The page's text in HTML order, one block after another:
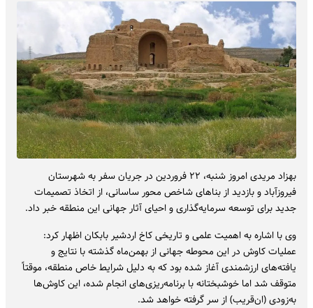
بهزاد مریدی امروز شنبه، ۲۲ فروردین در جریان سفر به شهرستان
فیروزآباد و بازدید از بناهای شاخص محور ساسانی، از اتخاذ تصمیمات
جدید برای توسعه سرمایه‌گذاری و احیای آثار جهانی این منطقه خبر داد.
وی با اشاره به اهمیت علمی و تاریخی کاخ اردشیر بابکان اظهار کرد:
عملیات کاوش در این محوطه جهانی از بهمن‌ماه گذشته با نتایج و
یافته‌های ارزشمندی آغاز شده بود که به دلیل شرایط خاص منطقه، موقتاً
متوقف شد اما خوشبختانه با برنامه‌ریزی‌های انجام شده، این کاوش‌ها
به‌زودی (ان‌قریب) از سر گرفته خواهد شد.